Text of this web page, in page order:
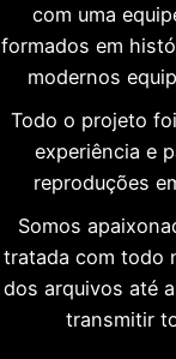
com uma
formados em
modernos
Todo o projeto
experiência e
reproduções
Somos
tratada com todo
dos arquivos até
transmitir